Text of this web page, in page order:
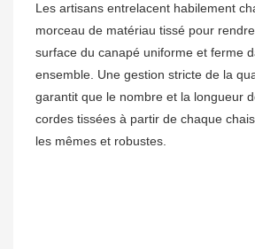
Les artisans entrelacent habilement
morceau de matériau tissé pour
surface du canapé uniforme et ferme
ensemble. Une gestion stricte de la
garantit que le nombre et la longueur
cordes tissées à partir de chaque
les mêmes et robustes.